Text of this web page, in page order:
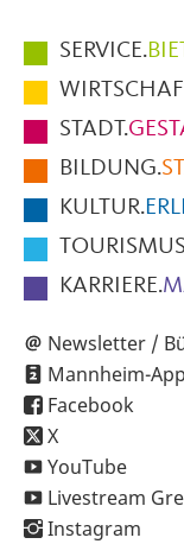
im
Fußbereich
der
Seite
SERVICE.
STADT.
BILDUNG.
KULTUR.
KARRIERE.
Newsletter /
Mannheim-App
Facebook
X
YouTube
Livestream
Instagram